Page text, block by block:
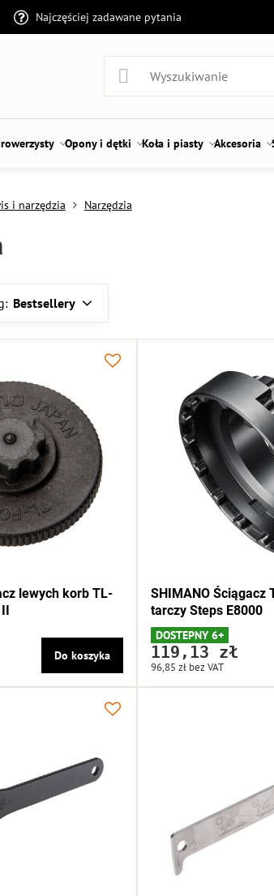
Najczęściej zadawane pytania
Opony i dętki Koła i piasty Akcesoria
i narzędzia Narzędzia
Bestsellery
lewych korb TL-
Do koszyka
SHIMANO Ściągacz
tarczy Steps E8000
DOSTEPNY 6+
119,13 zł
96,85 zł bez VAT